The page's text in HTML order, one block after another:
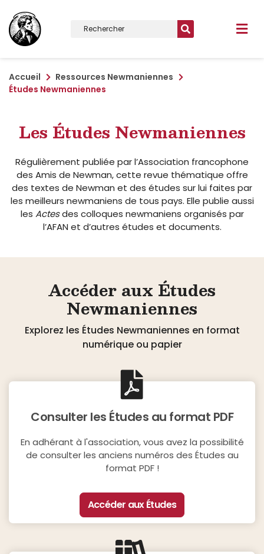
Accueil
Ressources Newmaniennes
Études Newmaniennes
Les Études Newmaniennes
Régulièrement publiée par l’Association francophone
des Amis de Newman, cette revue thématique offre
des textes de Newman et des études sur lui faites par
les meilleurs newmaniens de tous pays. Elle publie aussi
les Actesdes colloques newmaniens organisés par
l’AFAN et d’autres études et documents.
Accéder aux Études
Newmaniennes
Explorez les Études Newmaniennes en format
numérique ou papier
Consulter les Études au format PDF
En adhérant à l'association, vous avez la possibilité
de consulter les anciens numéros des Études au
format PDF !
Accéder aux Études